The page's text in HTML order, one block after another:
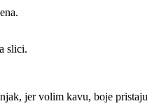
slici.
jer volim kavu, boje pristaju